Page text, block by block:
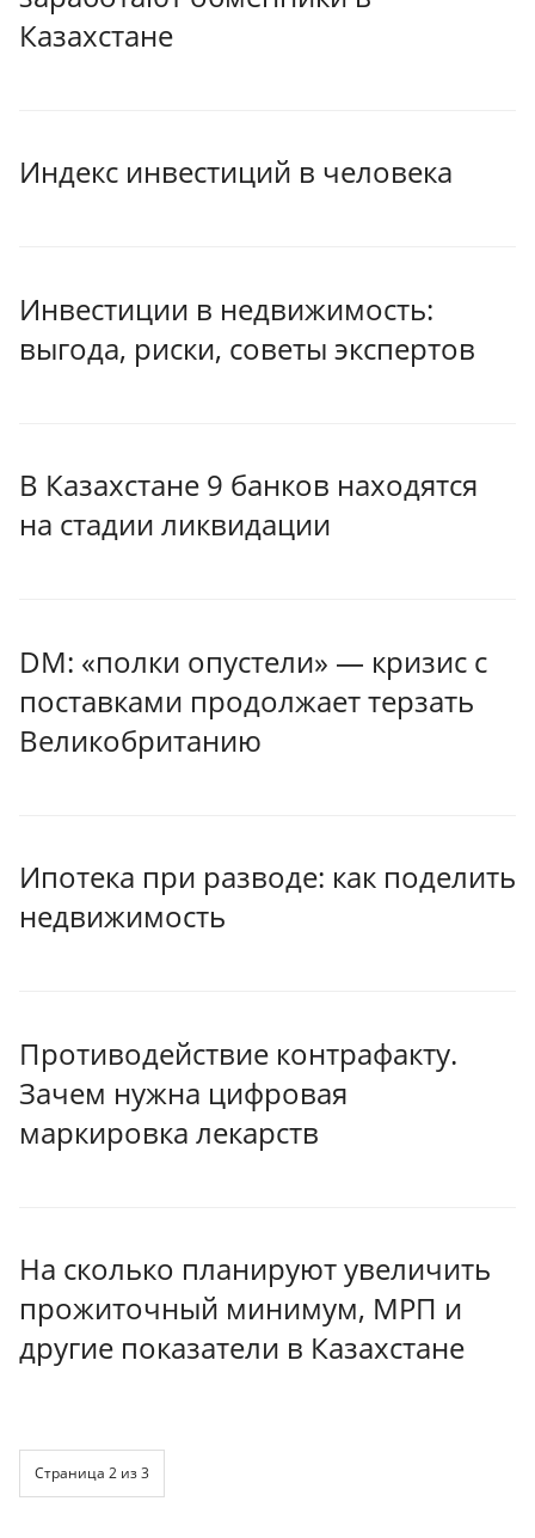
Казахстане
Индекс инвестиций в человека
Инвестиции в недвижимость:
выгода, риски, советы экспертов
В Казахстане 9 банков находятся
на стадии ликвидации
DM: «полки опустели» — кризис с
поставками продолжает терзать
Великобританию
Ипотека при разводе: как поделить
недвижимость
Противодействие контрафакту.
Зачем нужна цифровая
маркировка лекарств
На сколько планируют увеличить
прожиточный минимум, МРП и
другие показатели в Казахстане
Страница 2 из 3